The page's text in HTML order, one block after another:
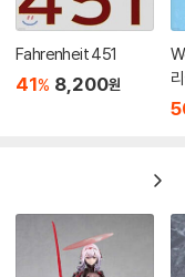
Fahrenheit 451
41% 8,200원
'